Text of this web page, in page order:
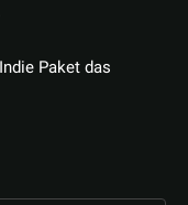
Paket das